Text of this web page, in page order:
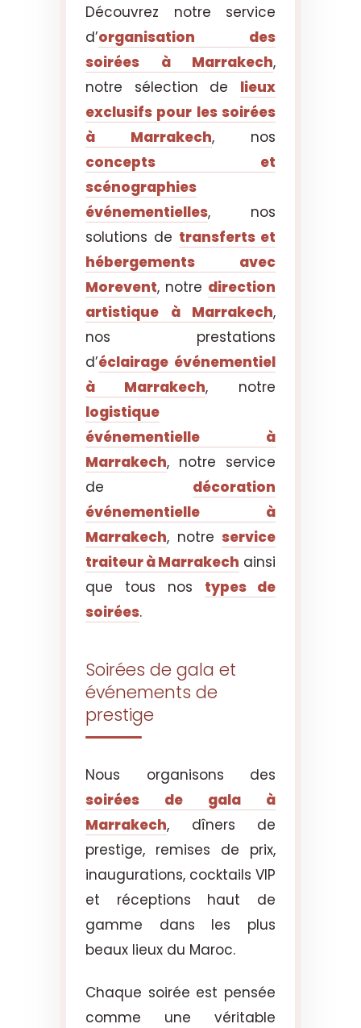
Découvrez notre service
d’organisation des
soirées à Marrakech,
notre sélection de lieux
exclusifs pour les soirées
à Marrakech, nos
concepts et
scénographies
événementielles, nos
solutions de transferts et
hébergements avec
Morevent, notre direction
artistique à Marrakech,
nos prestations
d’éclairage événementiel
à Marrakech, notre
logistique
événementielle à
Marrakech, notre service
de décoration
événementielle à
Marrakech, notre service
traiteur à Marrakech ainsi
que tous nos types de
soirées.
Soirées de gala et
événements de
prestige
Nous organisons des
soirées de gala à
Marrakech, dîners de
prestige, remises de prix,
inaugurations, cocktails VIP
et réceptions haut de
gamme dans les plus
beaux lieux du Maroc.
Chaque soirée est pensée
comme une véritable